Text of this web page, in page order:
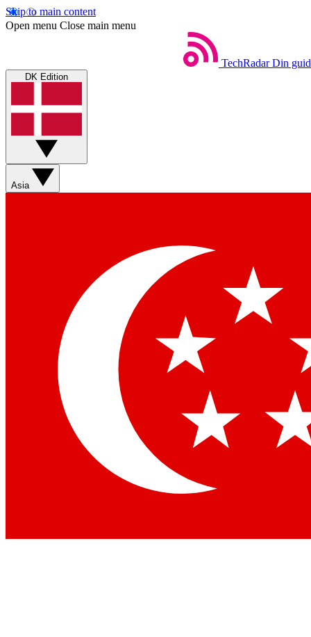
Skip to main content
Open menu Close main menu
TechRadar Din
DK Edition
Asia